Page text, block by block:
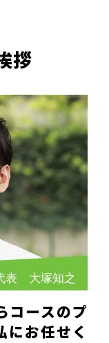
拶
表 大塚知之
コースのプ
にお任せく